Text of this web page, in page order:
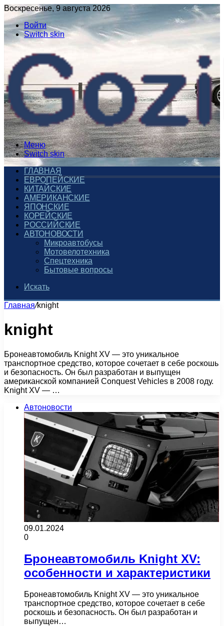
Воскресенье, 9 августа 2026
Войти
Switch skin
Меню
Switch skin
ГЛАВНАЯ
ЕВРОПЕЙСКИЕ
КИТАЙСКИЕ
АМЕРИКАНСКИЕ
ЯПОНСКИЕ
КОРЕЙСКИЕ
РОССИЙСКИЕ
АВТОНОВОСТИ
Микроавтобусы
Мотовелотехника
Спецтехника
Бытовые вопросы
Искать
Главная/knight
knight
Бронеавтомобиль Knight XV — это уникальное
транспортное средство, которое сочетает в себе роскошь
и безопасность. Он был разработан и выпущен
американской компанией Conquest Vehicles в 2008 году.
Knight XV — …
Автоновости
09.01.2024
0
Бронеавтомобиль Knight XV:
особенности и характеристики
Бронеавтомобиль Knight XV — это уникальное
транспортное средство, которое сочетает в себе
роскошь и безопасность. Он был разработан и
выпущен…